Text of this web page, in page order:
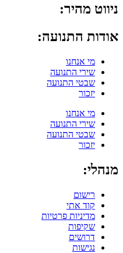
מהיר:
התנועה:
מי אנחנו
שירי התנועה
שבטי התנועה
יזכור
מי אנחנו
שירי התנועה
שבטי התנועה
יזכור
רישום
קוד אתי
מדיניות פרטיות
שקיפות
דרושים
נגישות